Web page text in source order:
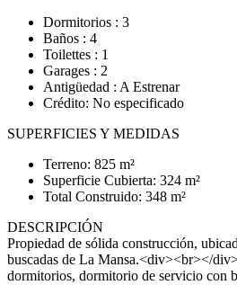
Dormitorios : 3
Baños : 4
Toilettes : 1
Garages : 2
Antigüedad : A Estrenar
Crédito: No especificado
SUPERFICIES Y MEDIDAS
Terreno: 825 m²
Superficie Cubierta: 324 m²
Total Construido: 348 m²
DESCRIPCIÓN
Propiedad de sólida construcción,
buscadas de La Mansa.<div><br></
dormitorios, dormitorio de servicio con